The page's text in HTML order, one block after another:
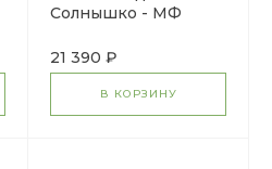
Солнышко - МФ
21 390 ₽
В КОРЗИНУ